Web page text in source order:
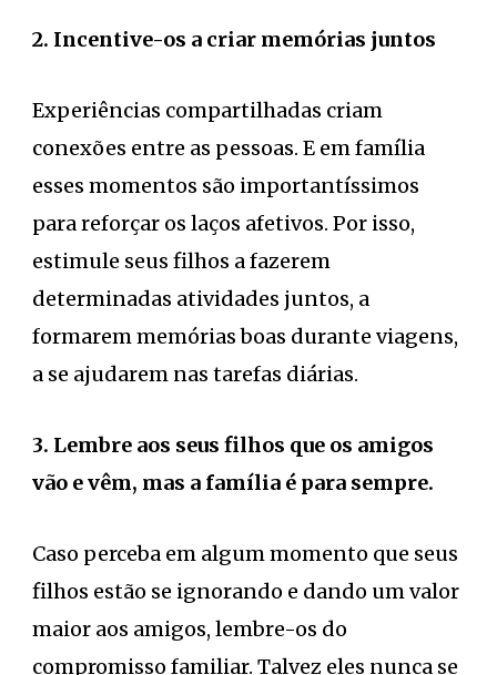
2. Incentive-os a criar memórias juntos
Experiências compartilhadas criam
conexões entre as pessoas. E em família
esses momentos são importantíssimos
para reforçar os laços afetivos. Por isso,
estimule seus filhos a fazerem
determinadas atividades juntos, a
formarem memórias boas durante viagens,
a se ajudarem nas tarefas diárias.
3. Lembre aos seus filhos que os amigos
vão e vêm, mas a família é para sempre.
Caso perceba em algum momento que seus
filhos estão se ignorando e dando um valor
maior aos amigos, lembre-os do
compromisso familiar. Talvez eles nunca se